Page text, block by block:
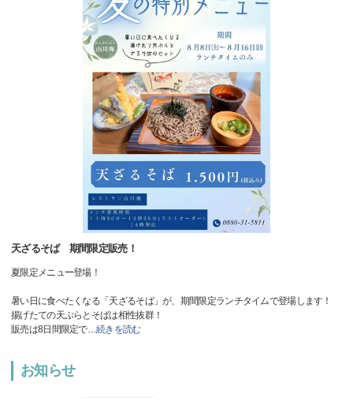
天ざるそば 期間限定販売！
夏限定メニュー登場！
暑い日に食べたくなる「天ざるそば」が、期間限定ランチタイムで登場します！
揚げたての天ぷらとそばは相性抜群！
販売は8日間限定で…続きを読む
お知らせ